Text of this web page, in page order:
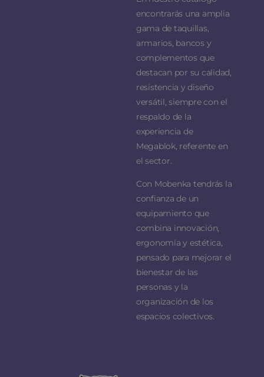
encontrarás una amplia
gama de taquillas,
armarios, bancos y
complementos que
destacan por su calidad,
resistencia y diseño
versátil, siempre con el
respaldo de la
experiencia de
Megablok, referente en
el sector.
Con Mobenka tendrás la
confianza de un
equipamiento que
combina innovación,
ergonomía y estética,
pensado para mejorar el
bienestar de las
personas y la
organización de los
espacios colectivos.